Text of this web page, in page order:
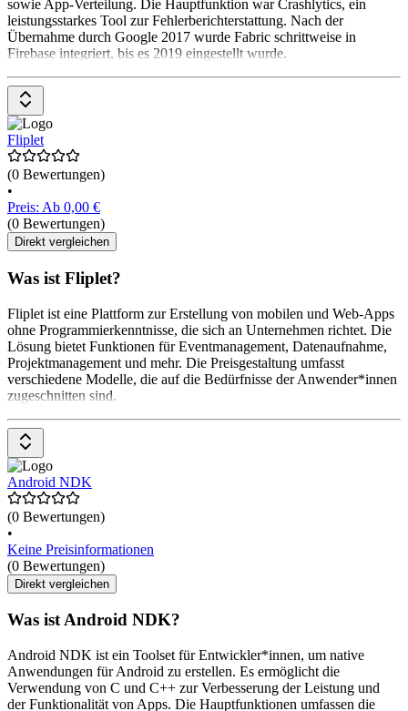
sowie App-Verteilung. Die Hauptfunktion war Crashlytics, ein
leistungsstarkes Tool zur Fehlerberichterstattung. Nach der
Übernahme durch Google 2017 wurde Fabric schrittweise in
Firebase integriert, bis es 2019 eingestellt wurde.
Fliplet
(0 Bewertungen)
•
Preis: Ab 0,00 €
(0 Bewertungen)
Direkt vergleichen
Was ist Fliplet?
Fliplet ist eine Plattform zur Erstellung von mobilen und Web-Apps
ohne Programmierkenntnisse, die sich an Unternehmen richtet. Die
Lösung bietet Funktionen für Eventmanagement, Datenaufnahme,
Projektmanagement und mehr. Die Preisgestaltung umfasst
verschiedene Modelle, die auf die Bedürfnisse der Anwender*innen
zugeschnitten sind.
Android NDK
(0 Bewertungen)
•
Keine Preisinformationen
(0 Bewertungen)
Direkt vergleichen
Was ist Android NDK?
Android NDK ist ein Toolset für Entwickler*innen, um native
Anwendungen für Android zu erstellen. Es ermöglicht die
Verwendung von C und C++ zur Verbesserung der Leistung und
der Funktionalität von Apps. Die Hauptfunktionen umfassen die